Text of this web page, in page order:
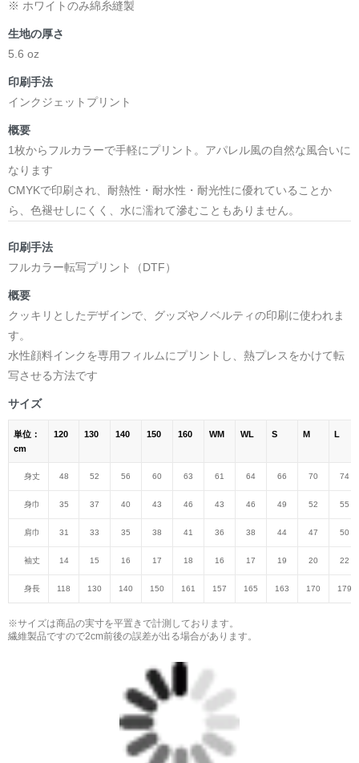
※ ホワイトのみ綿糸縫製
生地の厚さ
5.6 oz
印刷手法
インクジェットプリント
概要
1枚からフルカラーで手軽にプリント。アパレル風の自然な風合いに
なります
CMYKで印刷され、耐熱性・耐水性・耐光性に優れていることか
ら、色褪せしにくく、水に濡れて滲むこともありません。
印刷手法
フルカラー転写プリント（DTF）
概要
クッキリとしたデザインで、グッズやノベルティの印刷に使われま
す。
水性顔料インクを専用フィルムにプリントし、熱プレスをかけて転
写させる方法です
サイズ
単位：
cm
120 130 140 150 160 WM WL S M L
身丈 48 52 56 60 63 61 64 66 70 74
身巾 35 37 40 43 46 43 46 49 52 55
肩巾 31 33 35 38 41 36 38 44 47 50
袖丈 14 15 16 17 18 16 17 19 20 22
身長 118 130 140 150 161 157 165 163 170 179
※サイズは商品の実寸を平置きで計測しております。
繊維製品ですので2cm前後の誤差が出る場合があります。